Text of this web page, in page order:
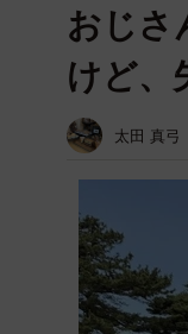
おじ
けど、
太田 真弓